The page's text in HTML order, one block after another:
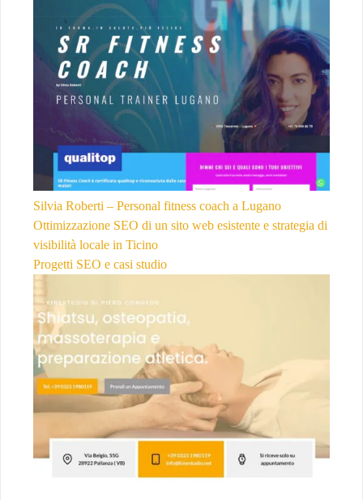
Silvia Roberti – Personal fitness coach a Lugano
Ottimizzazione SEO di un sito web esistente e strategia di
visibilità locale in Ticino
Progetti SEO e casi studio